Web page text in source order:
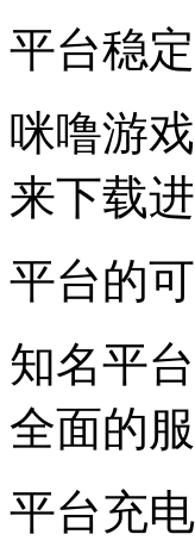
平台稳定
咪噜游
来下载
平台的
知名平
全面的服
平台充